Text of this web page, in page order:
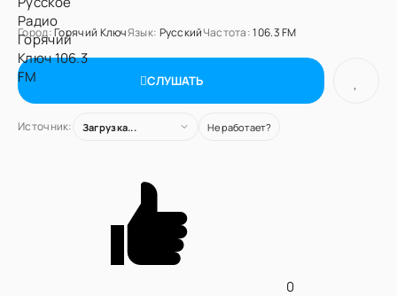
Город:Горячий КлючЯзык: РусскийЧастота:106.3 FM
СЛУШАТЬ
Источник: Загрузка... Не работает?
0